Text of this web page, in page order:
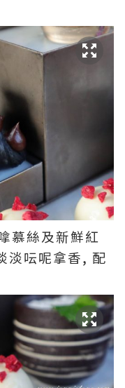
慕絲及新鮮紅
淡呍呢拿香, 配